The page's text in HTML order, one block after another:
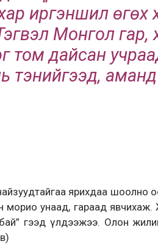
иргэншил
Монгол гар,
том дайсан
тэнийгээд, аманд
ярихдаа шоолно
морио унаад, гараад
гээд үлдээжээ. Олон